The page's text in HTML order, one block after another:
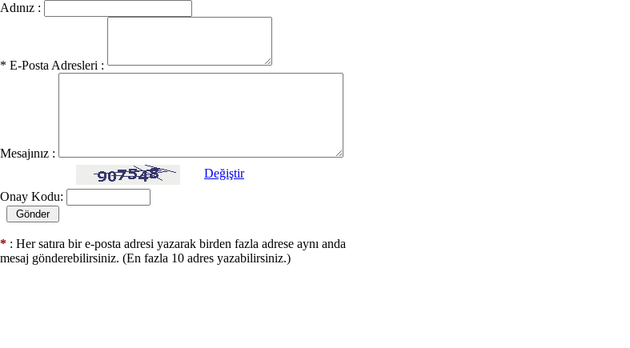
Adınız :
* E-Posta Adresleri :
Mesajınız :
Değiştir
Onay Kodu:
* : Her satıra bir e-posta adresi yazarak birden fazla adrese aynı anda
mesaj gönderebilirsiniz. (En fazla 10 adres yazabilirsiniz.)